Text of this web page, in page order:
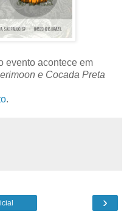
evento acontece em
e Cocada Preta
.
›